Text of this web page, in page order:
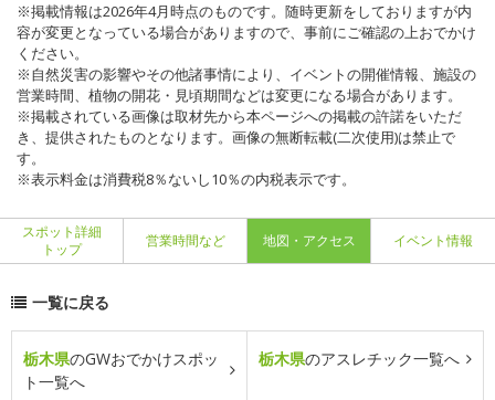
※掲載情報は2026年4月時点のものです。随時更新をしておりますが内
容が変更となっている場合がありますので、事前にご確認の上おでかけ
ください。
※自然災害の影響やその他諸事情により、イベントの開催情報、施設の
営業時間、植物の開花・見頃期間などは変更になる場合があります。
※掲載されている画像は取材先から本ページへの掲載の許諾をいただ
き、提供されたものとなります。画像の無断転載(二次使用)は禁止で
す。
※表示料金は消費税8％ないし10％の内税表示です。
スポット詳細
トップ
営業時間など 地図・アクセス イベント情報
一覧に戻る
栃木県のGWおでかけスポッ
ト一覧へ
栃木県のアスレチック一覧へ